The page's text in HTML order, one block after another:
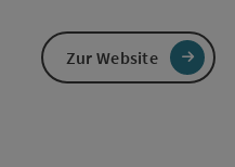
Zur Website